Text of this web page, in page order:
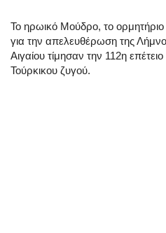
Το ηρωικό Μούδρο, το
για την απελευθέρωση της
Αιγαίου τίμησαν την 112η
Τούρκικου ζυγού.